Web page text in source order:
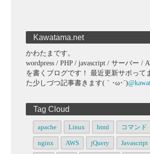
Kawatama.net
かわたまです。
wordpress / PHP / javascript / サーバー /
を書くブログです！ 最近更新サボって
た少しづつ記事書きます(｀･ω･´)
Tag Cloud
apache Linux html コマンド
nginx AWS jQuery Javascript